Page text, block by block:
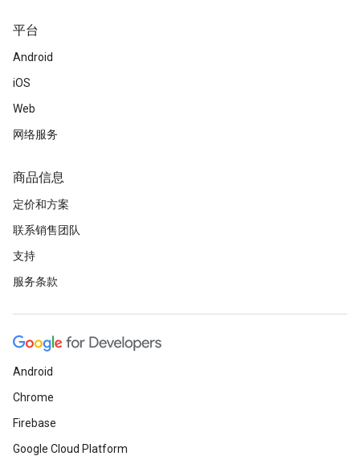
平台
Android
iOS
Web
网络服务
商品信息
定价和方案
联系销售团队
支持
服务条款
Android
Chrome
Firebase
Google Cloud Platform